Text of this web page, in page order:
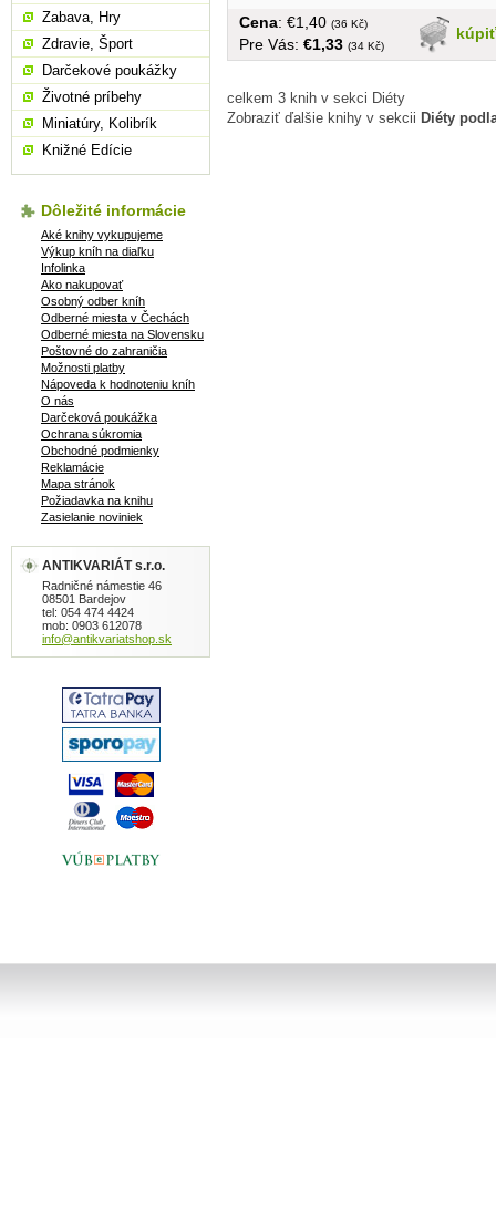
kúpiť
Cena: €1,40 (36 Kč)
Pre Vás: €1,33 (34 Kč)
celkem 3 knih v sekci Diéty
Zobraziť ďalšie knihy v sekcii Diéty
Zabava, Hry
Zdravie, Šport
Darčekové poukážky
Životné príbehy
Miniatúry, Kolibrík
Knižné Edície
Dôležité informácie
Aké knihy vykupujeme
Výkup kníh na diaľku
Infolinka
Ako nakupovať
Osobný odber kníh
Odberné miesta v Čechách
Odberné miesta na Slovensku
Poštovné do zahraničia
Možnosti platby
Nápoveda k hodnoteniu kníh
O nás
Darčeková poukážka
Ochrana súkromia
Obchodné podmienky
Reklamácie
Mapa stránok
Požiadavka na knihu
Zasielanie noviniek
ANTIKVARIÁT s.r.o.
Radničné námestie 46
08501 Bardejov
tel: 054 474 4424
mob: 0903 612078
info@antikvariatshop.sk